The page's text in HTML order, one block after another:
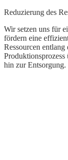
Reduzierung des
Wir setzen uns für
fördern eine
Ressourcen
hin zur Entsorgung.